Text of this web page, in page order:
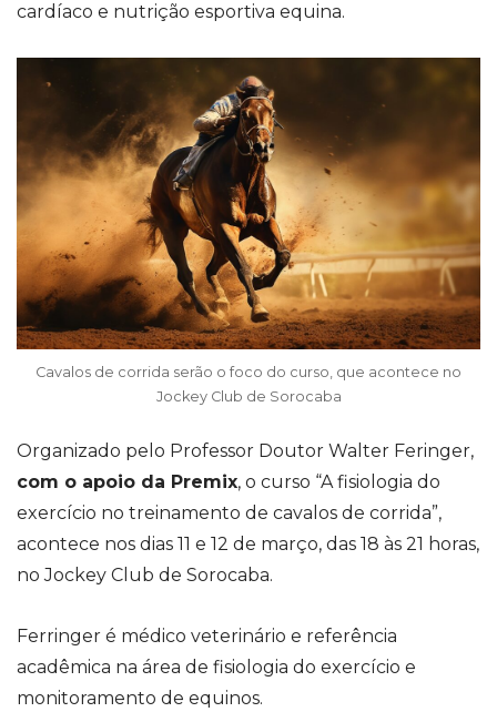
cardíaco e nutrição esportiva equina.
Cavalos de corrida serão o foco do curso, que acontece no
Jockey Club de Sorocaba
Organizado pelo Professor Doutor Walter Feringer,
com o apoio da Premix, o curso “A fisiologia do
exercício no treinamento de cavalos de corrida”,
acontece nos dias 11 e 12 de março, das 18 às 21 horas,
no Jockey Club de Sorocaba.
Ferringer é médico veterinário e referência
acadêmica na área de fisiologia do exercício e
monitoramento de equinos.